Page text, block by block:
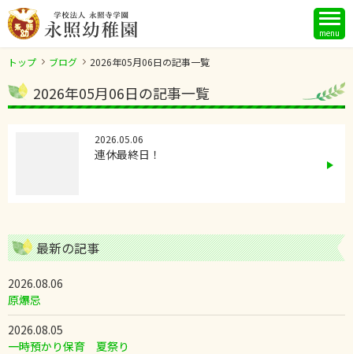
menu
トップ ブログ 2026年05月06日の記事一覧
2026年05月06日の記事一覧
2026.05.06
連休最終日！
最新の記事
2026.08.06
原爆忌
2026.08.05
一時預かり保育 夏祭り